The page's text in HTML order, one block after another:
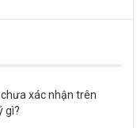
xác nhận trên
gì?